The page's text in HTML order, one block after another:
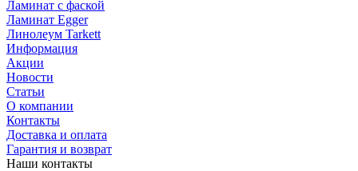
Ламинат с фаской
Ламинат Egger
Линолеум Tarkett
Информация
Акции
Новости
Статьи
О компании
Контакты
Доставка и оплата
Гарантия и возврат
Наши контакты